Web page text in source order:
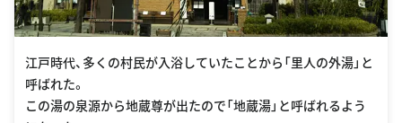
江戸時代、多くの村民が入浴していたことから「里人の外湯」と
呼ばれた。
この湯の泉源から地蔵尊が出たので「地蔵湯」と呼ばれるよう